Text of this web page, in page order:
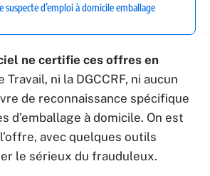
suspecte d’emploi à domicile emballage
ne certifie ces offres en
Travail, ni la DGCCRF, ni aucun
de reconnaissance spécifique
d’emballage à domicile. On est
avec quelques outils
le sérieux du frauduleux.